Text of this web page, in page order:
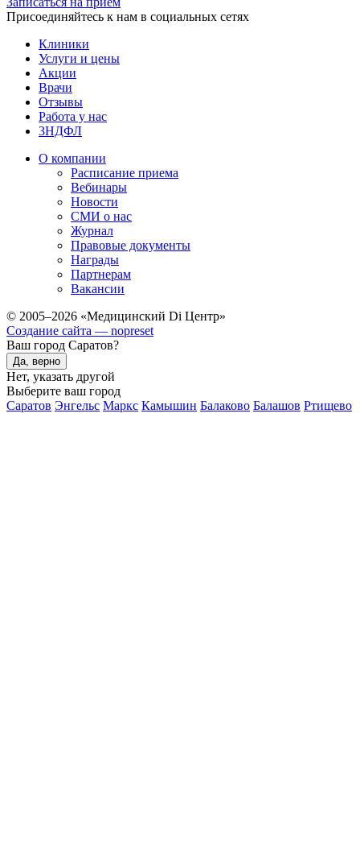
Присоединяйтесь к нам в социальных сетях
Клиники
Услуги и цены
Акции
Врачи
Отзывы
Работа у нас
3НДФЛ
О компании
Расписание приема
Вебинары
Новости
СМИ о нас
Журнал
Правовые документы
Награды
Партнерам
Вакансии
© 2005–2026 «Медицинский Di Центр»
Создание сайта — nopreset
Ваш город Саратов?
Да, верно
Нет, указать другой
Выберите ваш город
Саратов Энгельс Маркс Камышин Балаково Балашов Ртищево